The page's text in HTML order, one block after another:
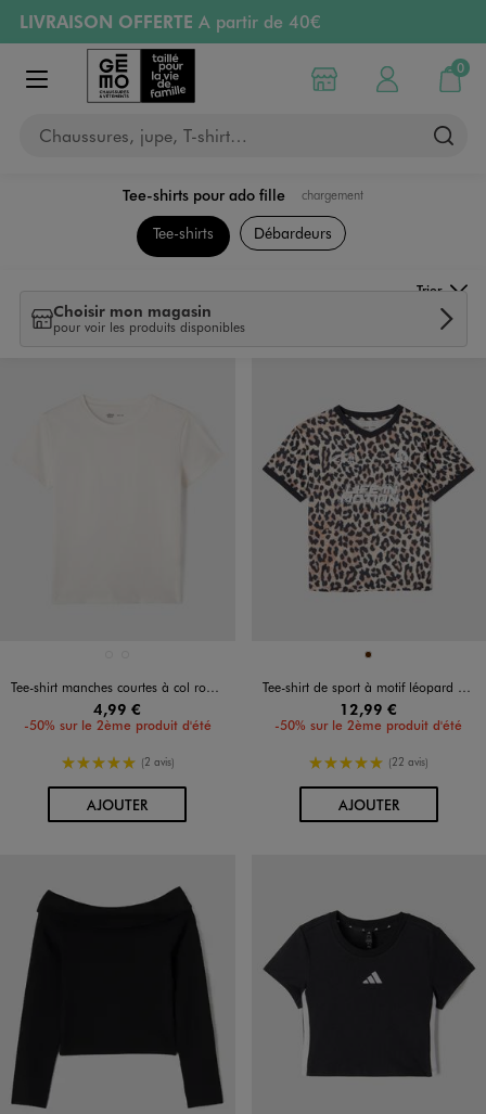
Aller au contenu principal
Aller à la navigation
LIVRAISON OFFERTE A partir de 40€
RETRAIT ET LIVRAISON OFFERTE
en magasin
PAYEZ EN 3x SANS FRAIS
Retours OFFERTS
pendant 30 jours
Afficher le menu
Chaussures, jupe, T-shirt…
Choisir mon magasin
Mon compte
0
Mon
Tee-shirts pour ado fille chargement
Collection Ado Fille
Tee-shirts Débardeurs
Choisir mon magasin
pour voir les produits disponibles
Trier
Tee-shirt manches courtes à col rond fille
4,99 €
-50% sur le 2ème produit d'été
5/5 de moyenne
(2 avis)
AJOUTERAU PANIER
Disponible en 1 coloris
MARRON
Tee-shirt de sport à motif léopard fille
12,99 €
-50% sur le 2ème produit d'été
5/5 de moyenne
(22 avis)
AJOUTERAU PANIER